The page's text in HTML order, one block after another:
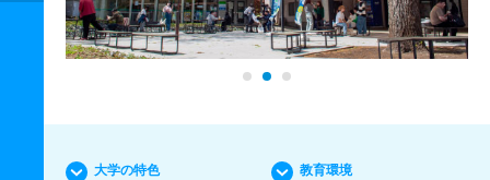
大学の特色 教育環境